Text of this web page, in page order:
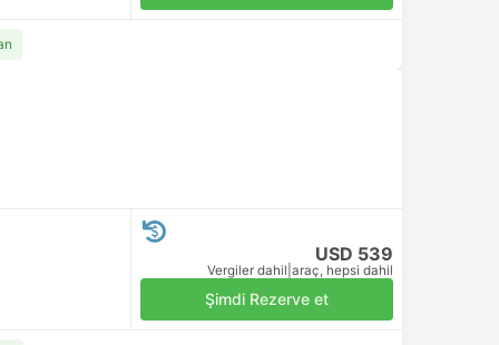
USD 539
Vergiler dahil araç, hepsi dahil
Şimdi Rezerve et